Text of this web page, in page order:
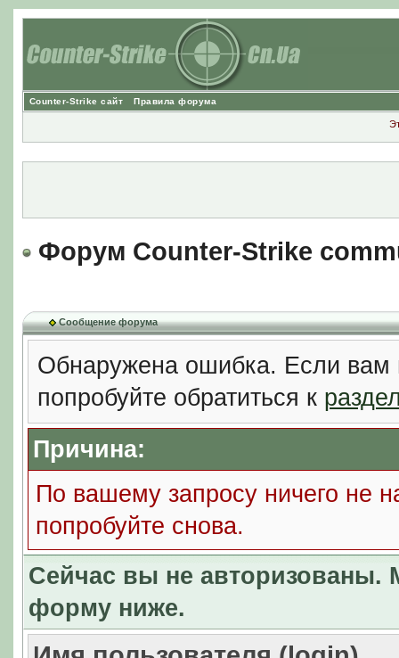
Counter-Strike сайт Правила форума
Форум Counter-Strike
Сообщение форума
Обнаружена ошибка. Если вам
попробуйте обратиться к
Причина:
По вашему запросу ничего не
попробуйте снова.
Сейчас вы не авторизованы.
форму ниже.